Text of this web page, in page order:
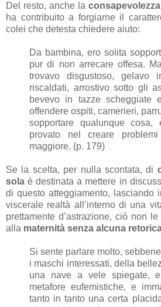
Del resto, anche la
ha contribuito a forgiarne il
colei che detesta chiedere aiuto:
Da bambina, ero solita
pur di non arrecare offesa.
trovavo disgustoso, gelavo
riscaldati, arrostivo sotto gli
bevevo in tazze scheggiate
offendere ospiti, camerieri,
sopportare qualunque
provato nel creare
maggiore. (p. 179)
Se la scelta, per nulla scontata, di
sola è destinata a mettere in
di questo atteggiamento, lasciando
viscerale realtà all’interno di una
prettamente d’astrazione, ciò non
alla maternità senza alcuna
Si sente parlare molto,
i maschi interessati, della
una nave a vele spiegate,
metafore eufemistiche, e
tanto in tanto una certa